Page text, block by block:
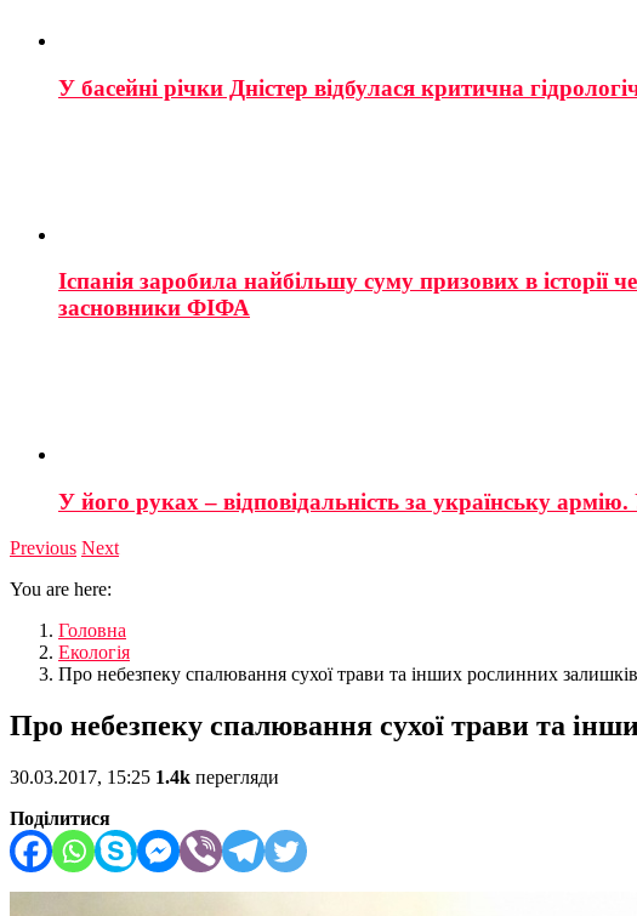
У басейні річки Дністер відбулася критична
Іспанія заробила найбільшу суму призових в історії
засновники ФІФА
У його руках – відповідальність за українську
Previous Next
You are here:
Головна
Екологія
Про небезпеку спалювання сухої трави та інших рослинних залишків
Про небезпеку спалювання сухої трави та
30.03.2017, 15:25 1.4k перегляди
Поділитися